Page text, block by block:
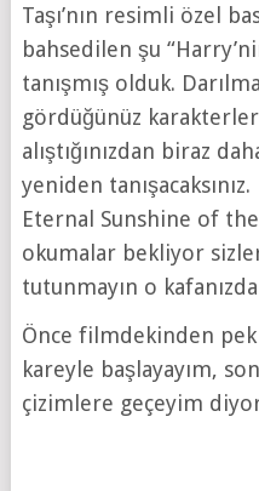
Taşı’nın resimli özel
bahsedilen şu
tanışmış olduk.
gördüğünüz
alıştığınızdan biraz
yeniden tanışacaksınız.
Eternal Sunshine of
okumalar bekliyor
tutunmayın o
Önce filmdekinden pek
kareyle başlayayım,
çizimlere geçeyim